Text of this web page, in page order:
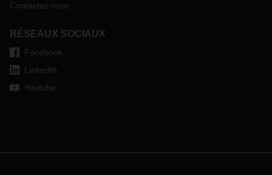
Contactez nous
RÉSEAUX SOCIAUX
Facebook
LinkedIn
Youtube